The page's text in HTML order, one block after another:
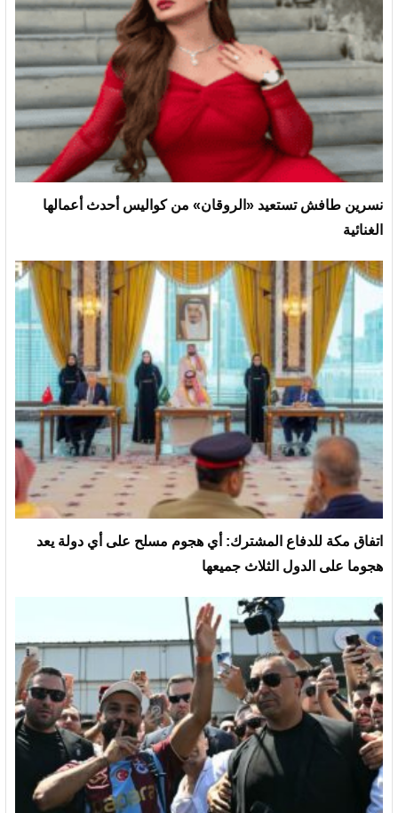
نسرين طافش تستعيد «الروقان» من كواليس أحدث أعمالها
الغنائية
‏اتفاق مكة للدفاع المشترك: أي هجوم مسلح على أي دولة يعد
هجوما على الدول الثلاث جميعها